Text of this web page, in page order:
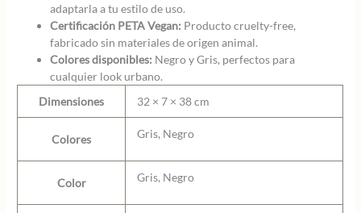
adaptarla a tu estilo de uso.
Certificación PETA Vegan: Producto cruelty-free,
fabricado sin materiales de origen animal.
Colores disponibles: Negro y Gris, perfectos para
cualquier look urbano.
Dimensiones
32 × 7 × 38 cm
Colores Gris, Negro
Color Gris, Negro